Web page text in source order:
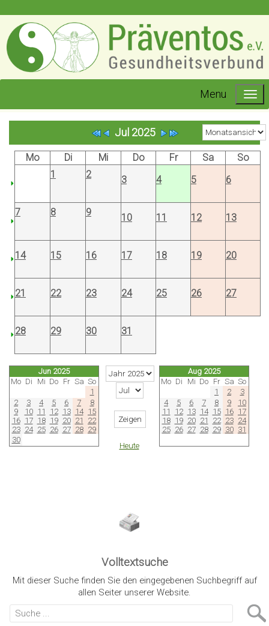
Menu
Jul 2025
Mo Di Mi Do Fr Sa
So
1
2 3 4 5 6
7 8 9 10 11 12 13
14 15 16 17 18 19 20
21 22 23 24 25 26 27
28 29 30 31
Jun 2025
Mo Di Mi Do Fr Sa So
1
2
3 4 5 6 7
8
9
10 11 12 13 14 15
16 17 18 19 20 21
22
23 24 25 26 27 28 29
30
Heute
Aug 2025
Mo Di Mi Do Fr Sa So
1
2
3
4
5 6 7 8 9
10
11
12 13 14 15 16 17
18 19 20 21 22 23 24
25 26 27 28 29 30 31
Volltextsuche
Mit dieser Suche finden Sie den eingegebenen Suchbegriff auf
allen Seiter unserer Website.